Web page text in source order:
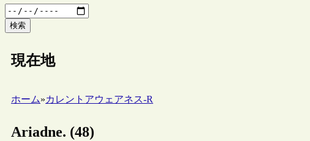
検索
現在地
ホーム»カレントアウェアネス-R
Ariadne. (48)